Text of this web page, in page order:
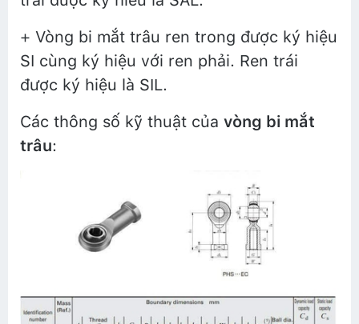
+ Vòng bi mắt trâu ren trong được ký hiệu
SI cùng ký hiệu với ren phải. Ren trái
được ký hiệu là SIL.
Các thông số kỹ thuật của vòng bi mắt
trâu: